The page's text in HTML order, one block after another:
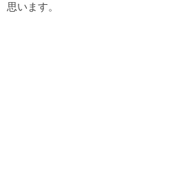
思います。